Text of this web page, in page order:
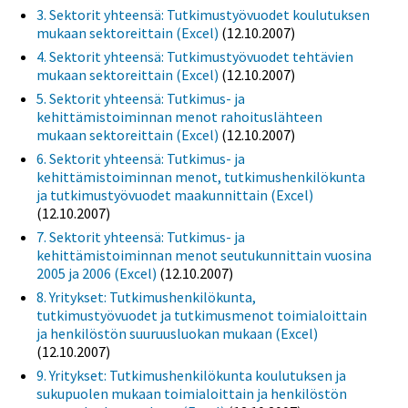
3. Sektorit yhteensä: Tutkimustyövuodet koulutuksen
mukaan sektoreittain (Excel) (12.10.2007)
4. Sektorit yhteensä: Tutkimustyövuodet tehtävien
mukaan sektoreittain (Excel) (12.10.2007)
5. Sektorit yhteensä: Tutkimus- ja
kehittämistoiminnan menot rahoituslähteen
mukaan sektoreittain (Excel) (12.10.2007)
6. Sektorit yhteensä: Tutkimus- ja
kehittämistoiminnan menot, tutkimushenkilökunta
ja tutkimustyövuodet maakunnittain (Excel)
(12.10.2007)
7. Sektorit yhteensä: Tutkimus- ja
kehittämistoiminnan menot seutukunnittain vuosina
2005 ja 2006 (Excel) (12.10.2007)
8. Yritykset: Tutkimushenkilökunta,
tutkimustyövuodet ja tutkimusmenot toimialoittain
ja henkilöstön suuruusluokan mukaan (Excel)
(12.10.2007)
9. Yritykset: Tutkimushenkilökunta koulutuksen ja
sukupuolen mukaan toimialoittain ja henkilöstön